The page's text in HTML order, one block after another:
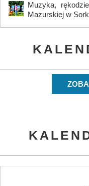
Muzyka,
Mazurskiej w